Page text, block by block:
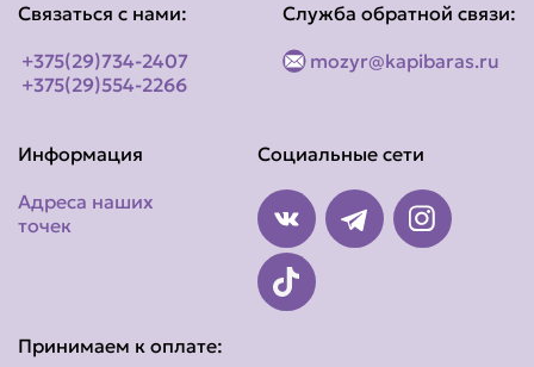
Связаться с нами:
+375(29)734-2407
+375(29)554-2266
Служба обратной связи:
mozyr@kapibaras.ru
Информация
Адреса наших
точек
Социальные сети
Принимаем к оплате: